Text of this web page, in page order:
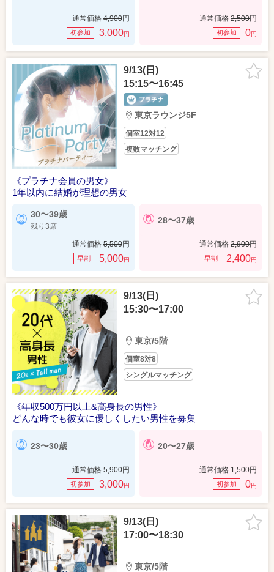
通常価格 4,900円
初参加 3,000円
通常価格 2,500円
初参加 0円
9/13(日)
15:15〜16:45
東京ラウンジ5F
個室12対12
複数マッチング
《プラチナ会員の男女》
1年以内に結婚が理想の男女
30〜39歳
残り3席
通常価格 5,500円
早割 5,000円
28〜37歳
通常価格 2,900円
早割 2,400円
9/13(日)
15:30〜17:00
東京/5階
個室8対8
シングルマッチング
《年収500万円以上&高身長の男性》
どんな時でも彼女に優しくしたい男性を募集
23〜30歳
通常価格 5,900円
初参加 3,000円
20〜27歳
通常価格 1,500円
初参加 0円
9/13(日)
17:00〜18:30
東京/5階